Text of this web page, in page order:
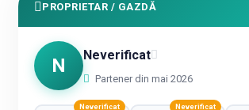
PROPRIETAR / GAZDĂ
N Neverificat
Partener din mai 2026
Neverificat Neverificat